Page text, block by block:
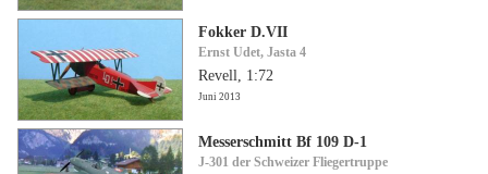
Fokker D.VII
Ernst Udet, Jasta 4
Revell, 1:72
Juni 2013
Messerschmitt Bf 109 D-1
J-301 der Schweizer Fliegertruppe